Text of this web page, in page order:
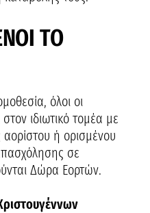
ΤΟ
όλοι οι
ιδιωτικό τομέα με
ή ορισμένου
σε
Δώρα Εορτών.